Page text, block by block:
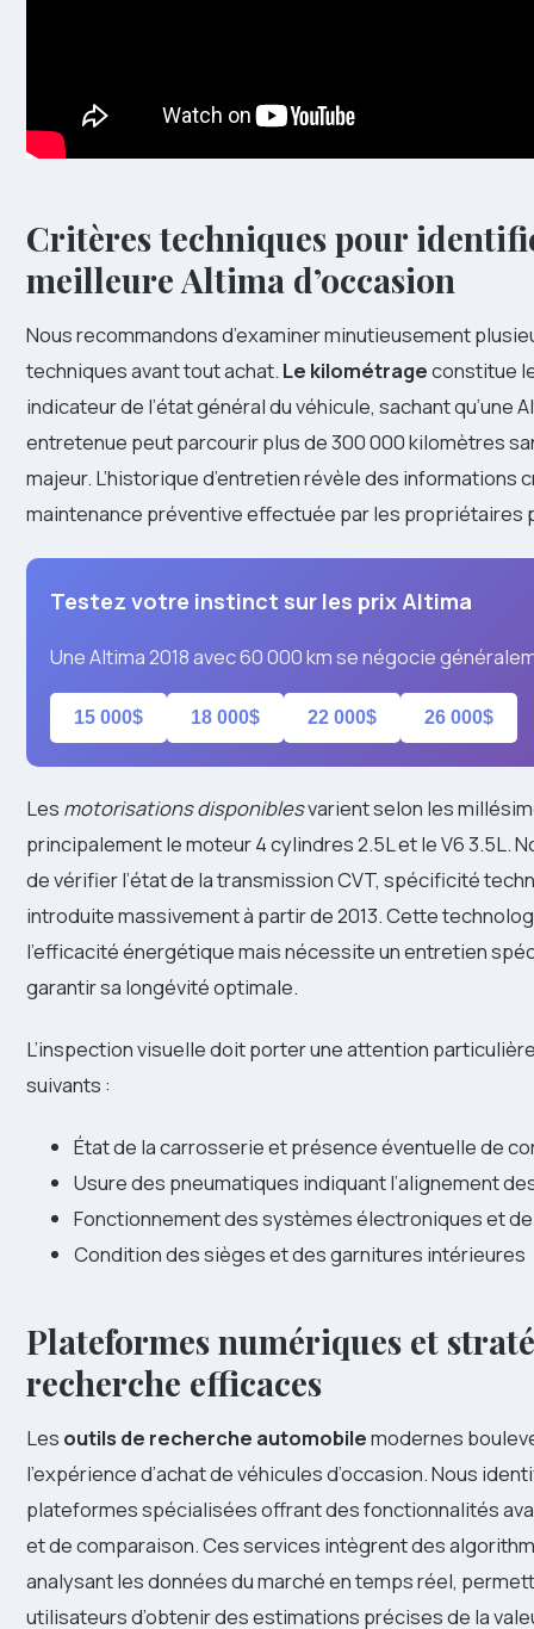
Critères techniques pour
meilleure Altima d’occasion
Nous recommandons d’examiner minutieusement
techniques avant tout achat. Le kilométrageconstitue
indicateur de l’état général du véhicule, sachant qu’une
entretenue peut parcourir plus de 300 000 kilomètres
majeur. L’historique d’entretien révèle des informations
maintenance préventive effectuée par les propriétaires
Testez votre instinct sur les prix Altima
Une Altima 2018 avec 60 000 km se négocie
15 000$ 18 000$ 22 000$ 26 000$
Les motorisations disponiblesvarient selon les
principalement le moteur 4 cylindres 2.5L et le V6 3.5L.
de vérifier l’état de la transmission CVT, spécificité
introduite massivement à partir de 2013. Cette
l’efficacité énergétique mais nécessite un entretien
garantir sa longévité optimale.
L’inspection visuelle doit porter une attention
suivants :
État de la carrosserie et présence éventuelle de
Usure des pneumatiques indiquant l’alignement
Fonctionnement des systèmes électroniques et
Condition des sièges et des garnitures intérieures
Plateformes numériques et
recherche efficaces
Les outils de recherche automobilemodernes
l’expérience d’achat de véhicules d’occasion. Nous
plateformes spécialisées offrant des fonctionnalités
et de comparaison. Ces services intègrent des
analysant les données du marché en temps réel,
utilisateurs d’obtenir des estimations précises de la